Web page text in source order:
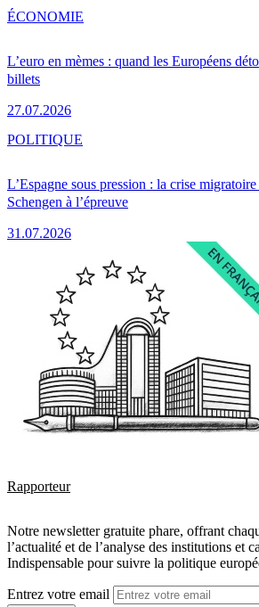
L’euro en mèmes : quand les Européens
billets
27.07.2026
ÉCONOMIE
L’Espagne sous pression : la crise
Schengen à l’épreuve
31.07.2026
POLITIQUE
Rapporteur
Notre newsletter gratuite phare, offrant
l’actualité et de l’analyse des institutions et
Indispensable pour suivre la politique
Entrez votre email